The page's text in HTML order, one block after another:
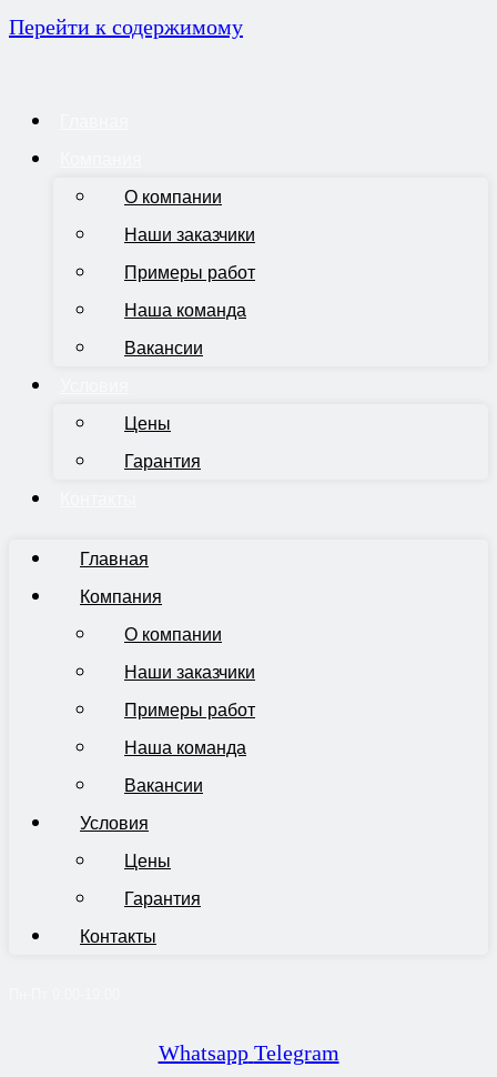
Перейти к содержимому
О компании
Наши заказчики
Примеры работ
Наша команда
Вакансии
Цены
Гарантия
Главная
Компания
О компании
Наши заказчики
Примеры работ
Наша команда
Вакансии
Условия
Цены
Гарантия
Контакты
Whatsapp Telegram